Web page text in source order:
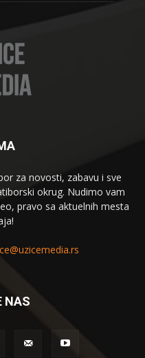
za novosti, zabavu i sve
okrug. Nudimo vam
pravo sa aktuelnih mesta
NAS